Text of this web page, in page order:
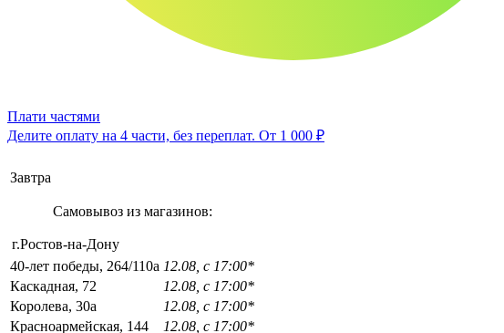
Плати частями
Делите оплату на 4 части, без переплат. От 1 000 ₽
Завтра
Самовывоз из магазинов:
г.Ростов-на-Дону
40-лет победы, 264/110а 12.08, с 17:00*
Каскадная, 72
12.08, с 17:00*
Королева, 30а
12.08, с 17:00*
Красноармейская, 144
12.08, с 17:00*